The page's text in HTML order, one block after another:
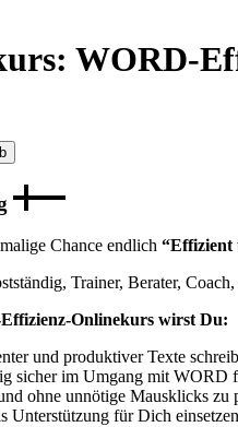
WORD-
Chance endlich “Effizient
Trainer, Berater,
Onlinekurs wirst Du:
und produktiver Texte
sicher im Umgang mit WORD
ohne unnötige Mausklicks zu
Unterstützung für Dich